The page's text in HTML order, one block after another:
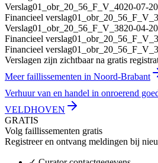
Verslag01_obr_20_56_F_V_4020-07-
Financieel verslag
Verslag01_obr_20_56_F_V_3820-04-
Financieel verslag
Financieel verslag
Verslagen zijn zichtbaar na gratis
Meer faillissementen in Noord-Brabant
Verhuur van en handel in onroerend
VELDHOVEN
GRATIS
Volg faillissementen gratis
Registreer en ontvang meldingen bij